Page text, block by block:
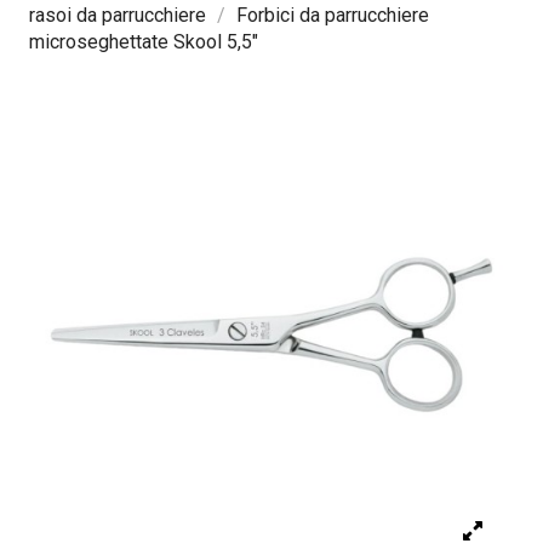
rasoi da parrucchiere
Forbici da parrucchiere
microseghettate Skool 5,5"